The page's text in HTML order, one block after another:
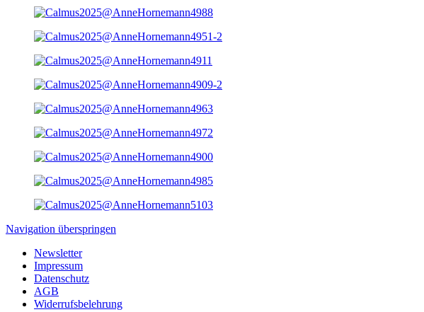
Navigation überspringen
Newsletter
Impressum
Datenschutz
AGB
Widerrufsbelehrung